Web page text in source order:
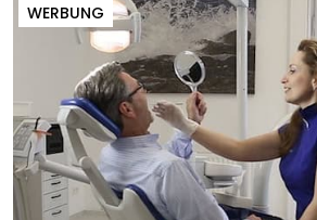
WERBUNG